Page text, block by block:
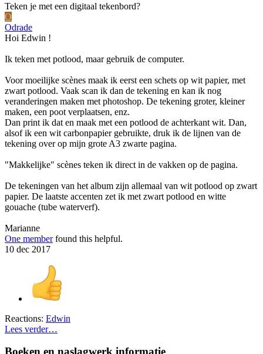
Teken je met een digitaal tekenbord?
O
Odrade
Hoi Edwin !
Ik teken met potlood, maar gebruik de computer.
Voor moeilijke scènes maak ik eerst een schets op wit papier, met
zwart potlood. Vaak scan ik dan de tekening en kan ik nog
veranderingen maken met photoshop. De tekening groter, kleiner
maken, een poot verplaatsen, enz.
Dan print ik dat en maak met een potlood de achterkant wit. Dan,
alsof ik een wit carbonpapier gebruikte, druk ik de lijnen van de
tekening over op mijn grote A3 zwarte pagina.
"Makkelijke" scènes teken ik direct in de vakken op de pagina.
De tekeningen van het album zijn allemaal van wit potlood op zwart
papier. De laatste accenten zet ik met zwart potlood en witte
gouache (tube waterverf).
Marianne
One memberfound this helpful.
10 dec 2017
Reactions: Edwin
Lees verder…